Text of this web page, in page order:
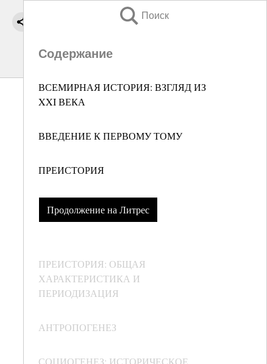
Поиск
Содержание
ВСЕМИРНАЯ ИСТОРИЯ: ВЗГЛЯД ИЗ
XXI ВЕКА
ВВЕДЕНИЕ К ПЕРВОМУ ТОМУ
ПРЕИСТОРИЯ
Продолжение на Литрес
ПРЕИСТОРИЯ: ОБЩАЯ
ХАРАКТЕРИСТИКА И
ПЕРИОДИЗАЦИЯ
АНТРОПОГЕНЕЗ